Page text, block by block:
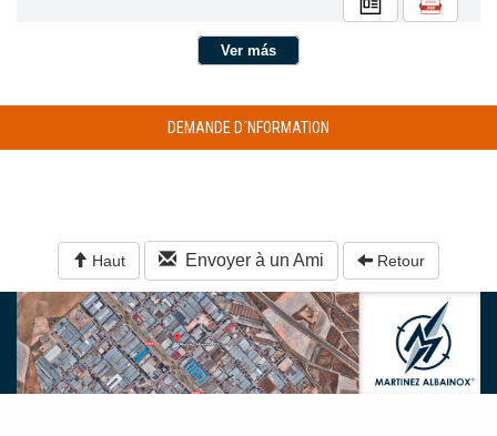
Ver más
DEMANDE D´NFORMATION
Haut Envoyer à un Ami Retour